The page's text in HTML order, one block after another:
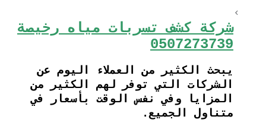
شركة كشف تسربات مياه رخيصة
0507273739
يبحث الكثير من العملاء اليوم عن
الشركات التي توفر لهم الكثير من
المزايا وفي نفس الوقت بأسعار في
متناول الجميع.